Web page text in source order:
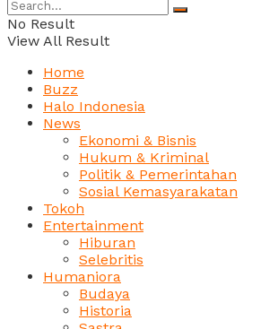
No Result
View All Result
Home
Buzz
Halo Indonesia
News
Ekonomi & Bisnis
Hukum & Kriminal
Politik & Pemerintahan
Sosial Kemasyarakatan
Tokoh
Entertainment
Hiburan
Selebritis
Humaniora
Budaya
Historia